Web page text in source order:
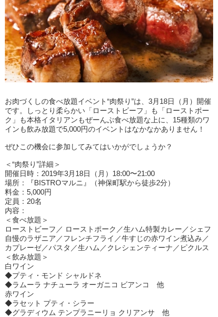
お肉づくしの食べ放題イベント“肉祭り”は、3月18日（月）開催
です。しっとり柔らかい「ローストビーフ」も「ローストポー
ク」も本格イタリアンもぜーんぶ食べ放題な上に、15種類のワ
インも飲み放題で5,000円のイベントはなかなかありません！
ぜひこの機会に参加してみてはいかがでしょうか？
＜“肉祭り”詳細＞
開催日時：2019年3月18日（月）18:00〜21:00
場所：『BISTROマルニ』（神保町駅から徒歩2分）
料金：5,000円
定員：20名
内容：
＜食べ放題＞
ローストビーフ／ ローストポーク／生ハム特製カレー／シェフ
自慢のラザニア／フレンチフライ／牛すじの赤ワイン煮込み／
カプレーゼ／パスタ／生ハム／クレシェンティーナ／ピクルス
＜飲み放題＞
白ワイン
◆プティ・モンド シャルドネ
◆ラムーラ ナチューラ オーガニコ ビアンコ 他
赤ワイン
◆ラセット プティ・シラー
◆グラディウム テンプラニーリョ クリアンサ 他